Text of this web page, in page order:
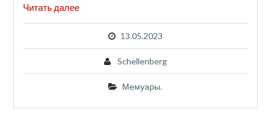
Читать далее
13.05.2023
Schellenberg
Мемуары.